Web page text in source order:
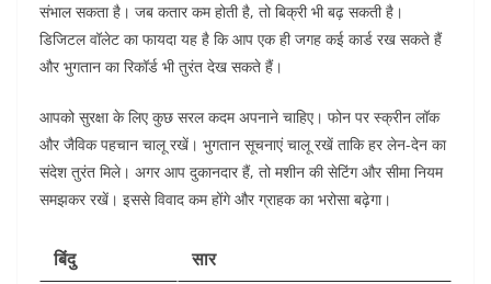
संभाल सकता है। जब कतार कम होती है, तो बिक्री भी बढ़ सकती है।
डिजिटल वॉलेट का फायदा यह है कि आप एक ही जगह कई कार्ड रख सकते हैं
और भुगतान का रिकॉर्ड भी तुरंत देख सकते हैं।
आपको सुरक्षा के लिए कुछ सरल कदम अपनाने चाहिए। फोन पर स्क्रीन लॉक
और जैविक पहचान चालू रखें। भुगतान सूचनाएं चालू रखें ताकि हर लेन-देन का
संदेश तुरंत मिले। अगर आप दुकानदार हैं, तो मशीन की सेटिंग और सीमा नियम
समझकर रखें। इससे विवाद कम होंगे और ग्राहक का भरोसा बढ़ेगा।
बिंदु
सार